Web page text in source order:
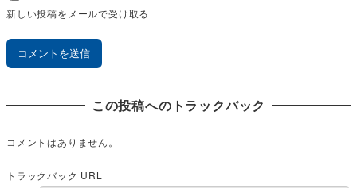
新しい投稿をメールで受け取る
この投稿へのトラックバック
コメントはありません。
トラックバック URL